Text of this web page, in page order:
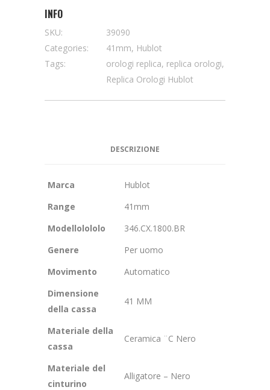
INFO
SKU:
39090
Categories:
41mm, Hublot
Tags:
orologi replica, replica orologi,
Replica Orologi Hublot
DESCRIZIONE
Marca
Hublot
Range
41mm
Modellolololo
346.CX.1800.BR
Genere
Per uomo
Movimento
Automatico
Dimensione
della cassa
41 MM
Materiale della
cassa
Ceramica ¨C Nero
Materiale del
cinturino
Alligatore – Nero